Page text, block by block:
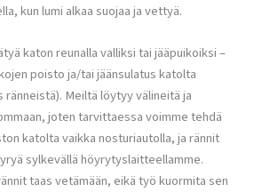
kun lumi alkaa suojaa ja vettyä.
katon reunalla valliksi tai jääpuikoiksi –
poisto ja/tai jäänsulatus katolta
Meiltä löytyy välineitä ja
joten tarvittaessa voimme tehdä
katolta vaikka nosturiautolla, ja rännit
sylkevällä höyrytyslaitteellamme.
taas vetämään, eikä työ kuormita sen